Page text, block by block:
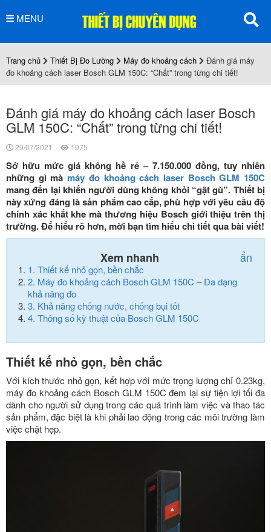
MENU
Trang chủ Thiết Bị Đo Lường Máy đo khoảng cách
Đánh giá máy
đo khoảng cách laser Bosch GLM 150C: “Chất” trong từng chi tiết!
Đánh giá máy đo khoảng cách laser Bosch
GLM 150C: “Chất” trong từng chi tiết!
29/07/2021 1975
Sở hữu mức giá không hề rẻ – 7.150.000 đồng, tuy nhiên
những gì mà máy đo khoảng cách laser Bosch GLM 150C
mang đến lại khiến người dùng không khỏi “gật gù”. Thiết bị
này xứng đáng là sản phẩm cao cấp, phù hợp với yêu cầu độ
chính xác khắt khe mà thương hiệu Bosch giới thiệu trên thị
trường. Để hiểu rõ hơn, mời bạn tìm hiểu chi tiết qua bài viết!
Xem nhanh ẩn
1. Thiết kế nhỏ gọn, bền chắc
2. Máy đo khoảng cách Bosch GLM 150C – Đa dạng
khả năng đo
3. Khả năng chống nước, chống bụi tốt
4. Thông số kỹ thuật của Bosch GLM 150C
Thiết kế nhỏ gọn, bền chắc
Với kích thước nhỏ gọn, kết hợp với mức trọng lượng chỉ 0.23kg,
máy đo khoảng cách Bosch GLM 150C đem lại sự tiện lợi tối đa
dành cho người sử dụng trong các quá trình làm việc và thao tác
sản phẩm, đặc biệt là khi phải lao động trong các môi trường làm
việc chật hẹp.